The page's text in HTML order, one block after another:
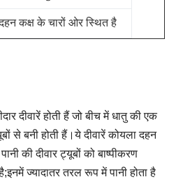
कक्ष के चारों ओर स्थित है
दीवारें होती हैं जो बीच में धातु की एक
से बनी होती हैं।ये दीवारें कोयला दहन
की दीवार ट्यूबों को बाष्पीकरण
ज्यादातर तरल रूप में पानी होता है